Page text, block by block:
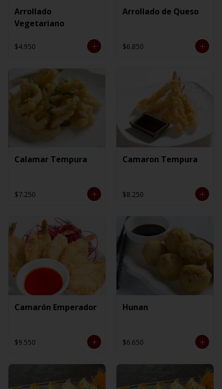
Arrollado
Vegetariano
$4.950
Arrollado de Queso
$6.850
Calamar Tempura
$7.250
Camaron Tempura
$8.250
Camarón Emperador
$9.550
Hunan
$6.650